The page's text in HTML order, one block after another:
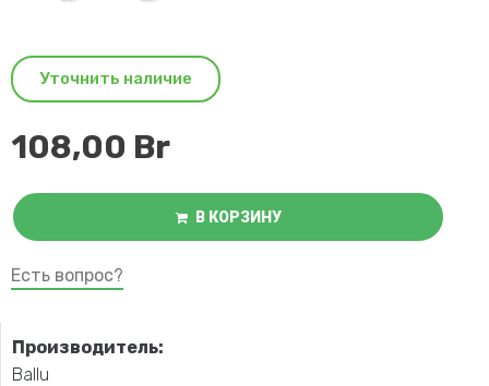
Уточнить наличие
108,00 Br
В КОРЗИНУ
Есть вопрос?
Производитель:
Ballu